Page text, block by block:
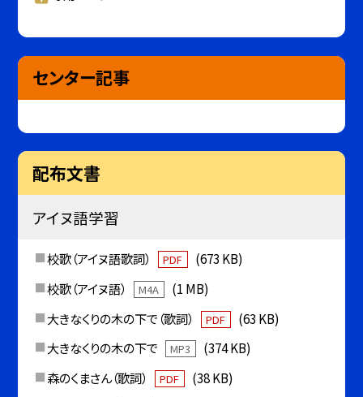
センター記事
配布文書
アイヌ語学習
校歌（アイヌ語歌詞） PDF
(673 KB)
校歌（アイヌ語）
M4A
(1 MB)
大きなくりの木の下で（歌詞）
PDF
(63 KB)
大きなくりの木の下で
MP3
(374 KB)
森のくまさん（歌詞）
PDF
(38 KB)